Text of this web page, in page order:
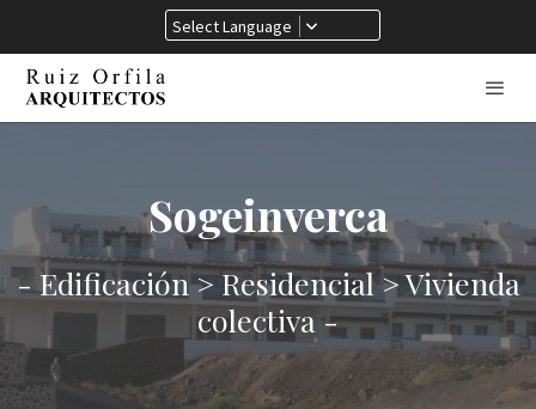
Select Language
Sogeinverca
- Edificación > Residencial > Vivienda
colectiva -